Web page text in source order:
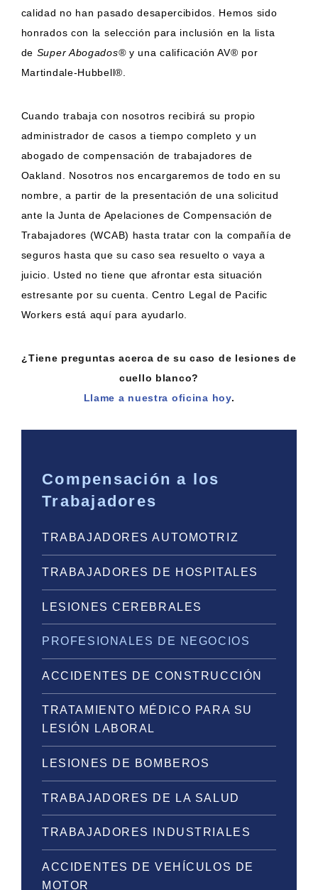
calidad no han pasado desapercibidos. Hemos sido
honrados con la selección para inclusión en la lista
de Super Abogados®y una calificación AV® por
Martindale-Hubbell®.
Cuando trabaja con nosotros recibirá su propio
administrador de casos a tiempo completo y un
abogado de compensación de trabajadores de
Oakland. Nosotros nos encargaremos de todo en su
nombre, a partir de la presentación de una solicitud
ante la Junta de Apelaciones de Compensación de
Trabajadores (WCAB) hasta tratar con la compañía de
seguros hasta que su caso sea resuelto o vaya a
juicio. Usted no tiene que afrontar esta situación
estresante por su cuenta. Centro Legal de Pacific
Workers está aquí para ayudarlo.
¿Tiene preguntas acerca de su caso de lesiones de
cuello blanco?
Llame a nuestra oficina hoy.
Compensación a los
Trabajadores
TRABAJADORES AUTOMOTRIZ
TRABAJADORES DE HOSPITALES
LESIONES CEREBRALES
PROFESIONALES DE NEGOCIOS
ACCIDENTES DE CONSTRUCCIÓN
TRATAMIENTO MÉDICO PARA SU
LESIÓN LABORAL
LESIONES DE BOMBEROS
TRABAJADORES DE LA SALUD
TRABAJADORES INDUSTRIALES
ACCIDENTES DE VEHÍCULOS DE
MOTOR